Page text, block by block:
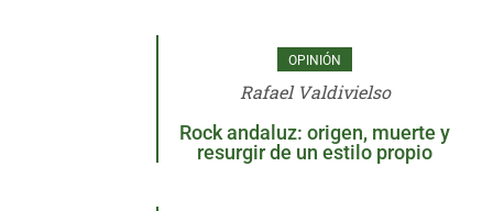
OPINIÓN
Rafael Valdivielso
Rock andaluz: origen, muerte y
resurgir de un estilo propio